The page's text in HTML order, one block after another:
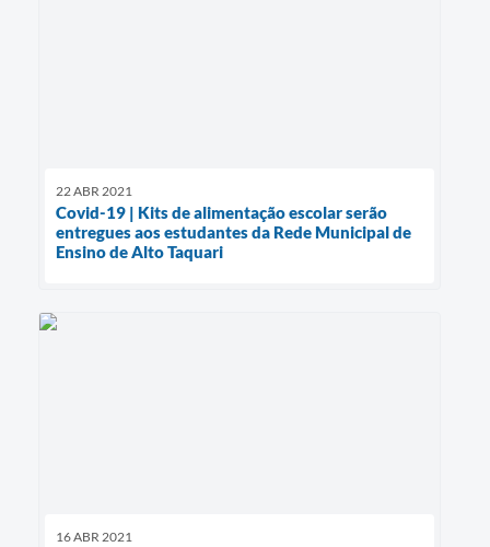
22 ABR 2021
Covid-19 | Kits de alimentação escolar serão
entregues aos estudantes da Rede Municipal de
Ensino de Alto Taquari
16 ABR 2021